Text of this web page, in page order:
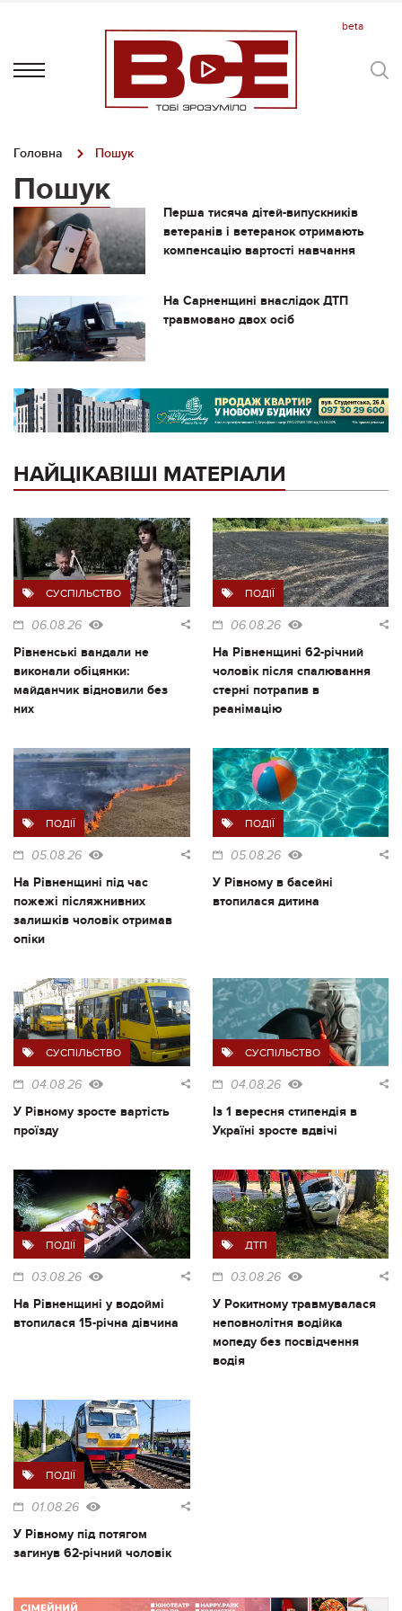
Головна Пошук
Пошук
Перша тисяча дітей-випускників
ветеранів і ветеранок отримають
компенсацію вартості навчання
На Сарненщині внаслідок ДТП
травмовано двох осіб
НАЙЦІКАВІШІ МАТЕРІАЛИ
СУСПІЛЬСТВО
06.08.26
Рівненські вандали не
виконали обіцянки:
майданчик відновили без
них
ПОДІЇ
06.08.26
На Рівненщині 62-річний
чоловік після спалювання
стерні потрапив в
реанімацію
ПОДІЇ
05.08.26
На Рівненщині під час
пожежі післяжнивних
залишків чоловік отримав
опіки
ПОДІЇ
05.08.26
У Рівному в басейні
втопилася дитина
СУСПІЛЬСТВО
04.08.26
У Рівному зросте вартість
проїзду
СУСПІЛЬСТВО
04.08.26
Із 1 вересня стипендія в
Україні зросте вдвічі
ПОДІЇ
03.08.26
На Рівненщині у водоймі
втопилася 15-річна дівчина
ДТП
03.08.26
У Рокитному травмувалася
неповнолітня водійка
мопеду без посвідчення
водія
ПОДІЇ
01.08.26
У Рівному під потягом
загинув 62-річний чоловік